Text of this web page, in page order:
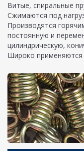
Витые, спиральные
Сжимаются под
Производятся
постоянную и
цилиндрическую,
Широко применяются